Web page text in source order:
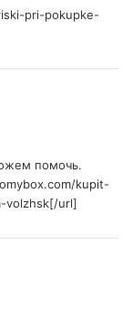
pri-pokupke-
помочь.
kupit-
volzhsk[/url]